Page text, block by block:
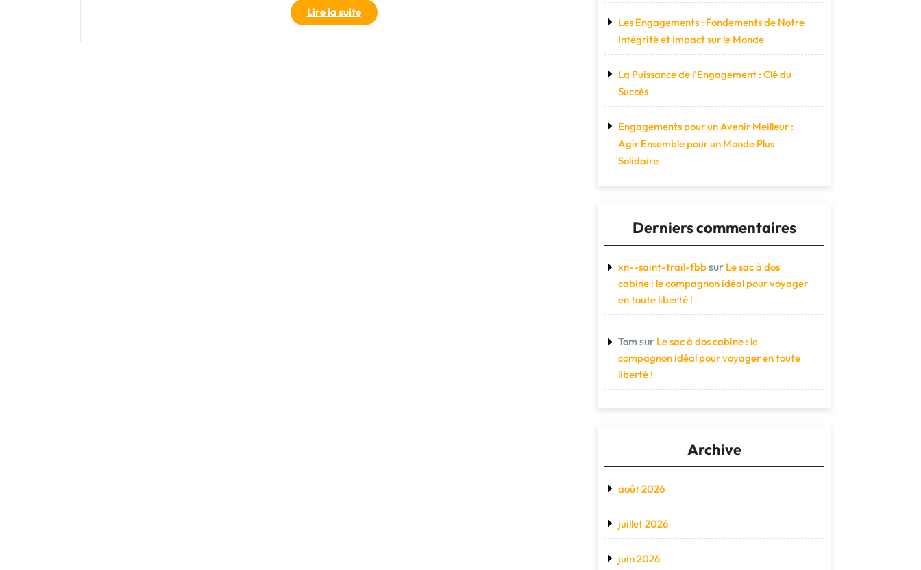
Lire la suite"Le
sac
à
Les Engagements : Fondements de Notre
Intégrité et Impact sur le Monde
La Puissance de l’Engagement : Clé du
Succès
Engagements pour un Avenir Meilleur :
Agir Ensemble pour un Monde Plus
Solidaire
Derniers commentaires
xn--saint-trail-fbbsur Le sac à dos
cabine : le compagnon idéal pour voyager
en toute liberté !
Tom sur Le sac à dos cabine : le
compagnon idéal pour voyager en toute
liberté !
Archive
août 2026
juillet 2026
juin 2026